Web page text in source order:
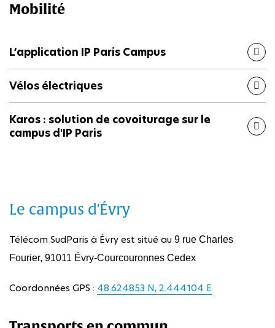
Mobilité
L’application IP Paris Campus
Vélos électriques
Karos : solution de covoiturage sur le
campus d'IP Paris
Le campus d'Évry
Télécom SudParis à Évry est situé au 9 rue Charles
Fourier, 91011 Évry-Courcouronnes Cedex
Coordonnées GPS : 48.624853 N, 2.444104 E